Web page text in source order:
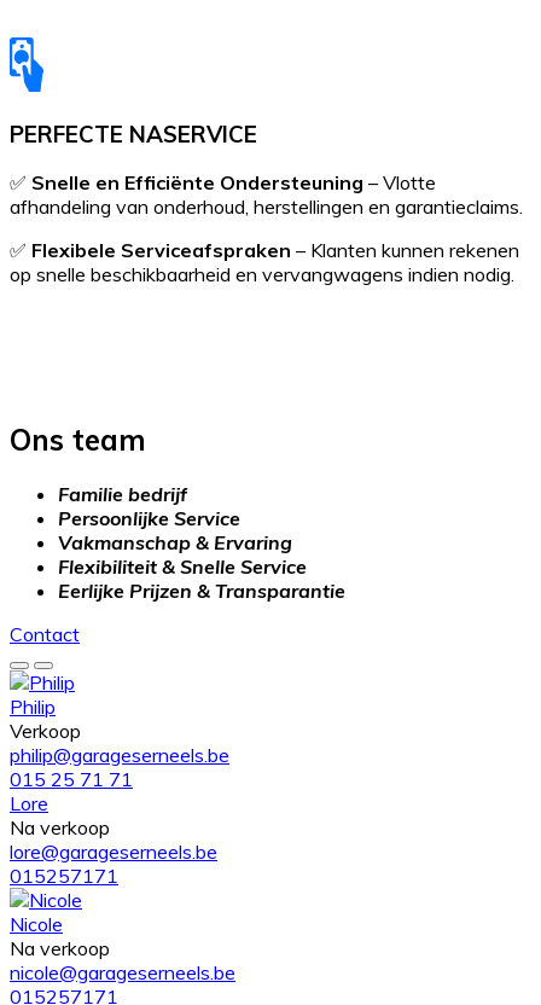
PERFECTE NASERVICE
✅ Snelle en Efficiënte Ondersteuning – Vlotte
afhandeling van onderhoud, herstellingen en garantieclaims.
✅ Flexibele Serviceafspraken – Klanten kunnen rekenen
op snelle beschikbaarheid en vervangwagens indien nodig.
Ons team
Familie bedrijf
Persoonlijke Service
Vakmanschap & Ervaring
Flexibiliteit & Snelle Service
Eerlijke Prijzen & Transparantie
Contact
Philip
Verkoop
philip@garageserneels.be
015 25 71 71
Lore
Na verkoop
lore@garageserneels.be
015257171
Nicole
Na verkoop
nicole@garageserneels.be
015257171